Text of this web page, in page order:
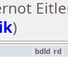
)
bdld rd